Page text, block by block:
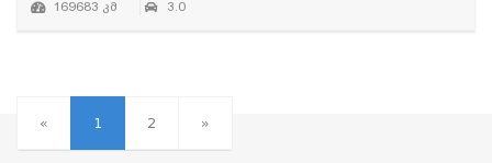
169683 კმ 3.0
« 1 2 »